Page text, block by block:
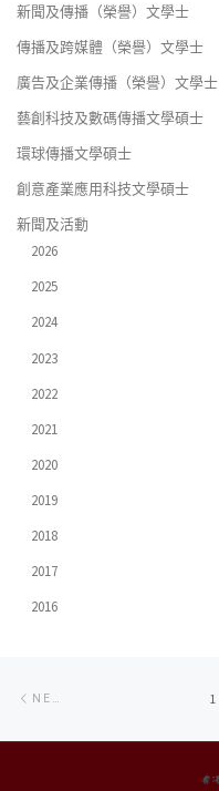
新聞及傳播（榮譽）文學士
傳播及跨媒體（榮譽）文學士
廣告及企業傳播（榮譽）文學士
藝創科技及數碼傳播文學碩士
環球傳播文學碩士
創意產業應用科技文學碩士
新聞及活動
2026
2025
2024
2023
2022
2021
2020
2019
2018
2017
2016
navigation
1